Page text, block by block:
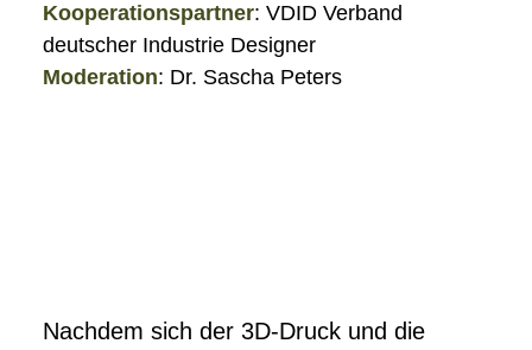
Kooperationspartner: VDID Verband
deutscher Industrie Designer
Moderation: Dr. Sascha Peters
Nachdem sich der 3D-Druck und die